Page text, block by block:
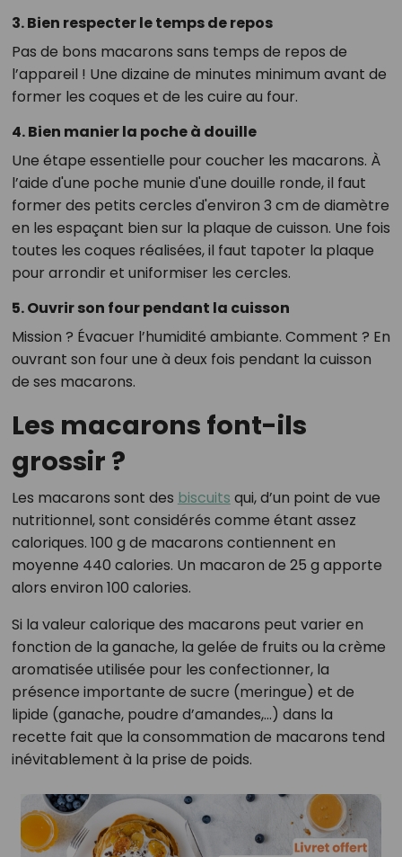
3. Bien respecter le temps de repos
Pas de bons macarons sans temps de repos de
l’appareil ! Une dizaine de minutes minimum avant de
former les coques et de les cuire au four.
4. Bien manier la poche à douille
Une étape essentielle pour coucher les macarons. À
l’aide d'une poche munie d'une douille ronde, il faut
former des petits cercles d'environ 3 cm de diamètre
en les espaçant bien sur la plaque de cuisson. Une fois
toutes les coques réalisées, il faut tapoter la plaque
pour arrondir et uniformiser les cercles.
5. Ouvrir son four pendant la cuisson
Mission ? Évacuer l’humidité ambiante. Comment ? En
ouvrant son four une à deux fois pendant la cuisson
de ses macarons.
Les macarons font-ils
grossir ?
Les macarons sont des biscuits qui, d’un point de vue
nutritionnel, sont considérés comme étant assez
caloriques. 100 g de macarons contiennent en
moyenne 440 calories. Un macaron de 25 g apporte
alors environ 100 calories.
Si la valeur calorique des macarons peut varier en
fonction de la ganache, la gelée de fruits ou la crème
aromatisée utilisée pour les confectionner, la
présence importante de sucre (meringue) et de
lipide (ganache, poudre d’amandes,…) dans la
recette fait que la consommation de macarons tend
inévitablement à la prise de poids.